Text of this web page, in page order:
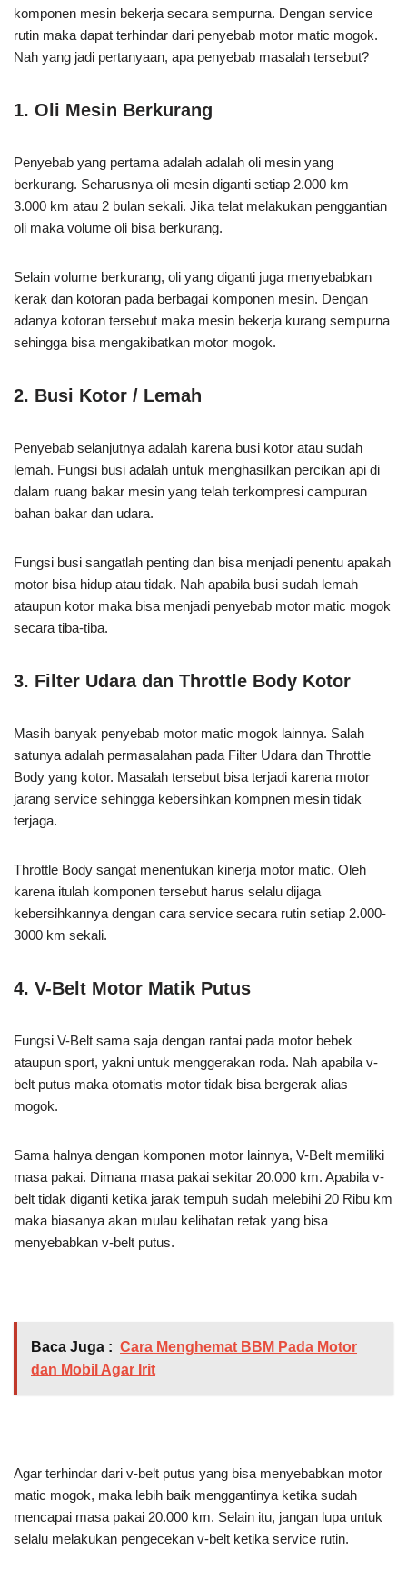
komponen mesin bekerja secara sempurna. Dengan service
rutin maka dapat terhindar dari penyebab motor matic mogok.
Nah yang jadi pertanyaan, apa penyebab masalah tersebut?
1. Oli Mesin Berkurang
Penyebab yang pertama adalah adalah oli mesin yang
berkurang. Seharusnya oli mesin diganti setiap 2.000 km –
3.000 km atau 2 bulan sekali. Jika telat melakukan penggantian
oli maka volume oli bisa berkurang.
Selain volume berkurang, oli yang diganti juga menyebabkan
kerak dan kotoran pada berbagai komponen mesin. Dengan
adanya kotoran tersebut maka mesin bekerja kurang sempurna
sehingga bisa mengakibatkan motor mogok.
2. Busi Kotor / Lemah
Penyebab selanjutnya adalah karena busi kotor atau sudah
lemah. Fungsi busi adalah untuk menghasilkan percikan api di
dalam ruang bakar mesin yang telah terkompresi campuran
bahan bakar dan udara.
Fungsi busi sangatlah penting dan bisa menjadi penentu apakah
motor bisa hidup atau tidak. Nah apabila busi sudah lemah
ataupun kotor maka bisa menjadi penyebab motor matic mogok
secara tiba-tiba.
3. Filter Udara dan Throttle Body Kotor
Masih banyak penyebab motor matic mogok lainnya. Salah
satunya adalah permasalahan pada Filter Udara dan Throttle
Body yang kotor. Masalah tersebut bisa terjadi karena motor
jarang service sehingga kebersihkan kompnen mesin tidak
terjaga.
Throttle Body sangat menentukan kinerja motor matic. Oleh
karena itulah komponen tersebut harus selalu dijaga
kebersihkannya dengan cara service secara rutin setiap 2.000-
3000 km sekali.
4. V-Belt Motor Matik Putus
Fungsi V-Belt sama saja dengan rantai pada motor bebek
ataupun sport, yakni untuk menggerakan roda. Nah apabila v-
belt putus maka otomatis motor tidak bisa bergerak alias
mogok.
Sama halnya dengan komponen motor lainnya, V-Belt memiliki
masa pakai. Dimana masa pakai sekitar 20.000 km. Apabila v-
belt tidak diganti ketika jarak tempuh sudah melebihi 20 Ribu km
maka biasanya akan mulau kelihatan retak yang bisa
menyebabkan v-belt putus.
Baca Juga : Cara Menghemat BBM Pada Motor
dan Mobil Agar Irit
Agar terhindar dari v-belt putus yang bisa menyebabkan motor
matic mogok, maka lebih baik menggantinya ketika sudah
mencapai masa pakai 20.000 km. Selain itu, jangan lupa untuk
selalu melakukan pengecekan v-belt ketika service rutin.